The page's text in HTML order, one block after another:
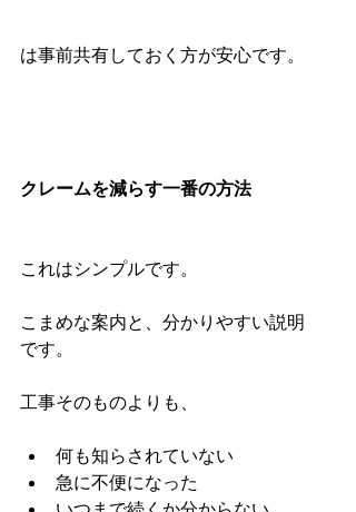
は事前共有しておく方が安心です。
クレームを減らす一番の方法
これはシンプルです。
こまめな案内と、分かりやすい説明
です。
工事そのものよりも、
何も知らされていない
急に不便になった